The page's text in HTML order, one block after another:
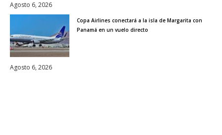
Agosto 6, 2026
Copa Airlines conectará a la isla de Margarita con
Panamá en un vuelo directo
Agosto 6, 2026